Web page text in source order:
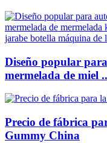
Diseño popular
mermelada de miel
Precio de fábrica
Gummy China